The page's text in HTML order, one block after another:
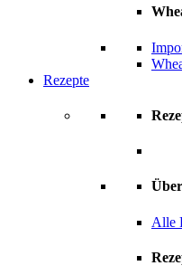
Rezepte
Alle